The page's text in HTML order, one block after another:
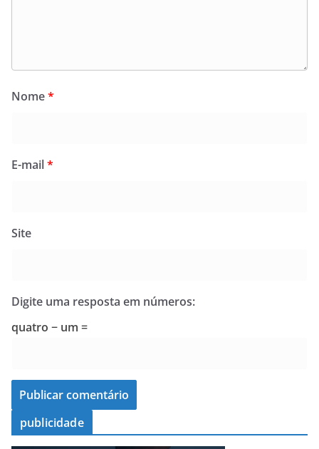
Nome*
E-mail*
Site
Digite uma resposta em números:
quatro − um =
publicidade